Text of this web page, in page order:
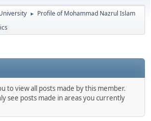
► Profile of Mohammad Nazrul Islam
to view all posts made by this member.
see posts made in areas you currently